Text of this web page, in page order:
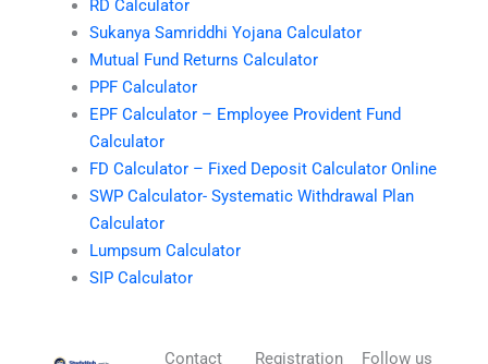
RD Calculator
Sukanya Samriddhi Yojana Calculator
Mutual Fund Returns Calculator
PPF Calculator
EPF Calculator – Employee Provident Fund
Calculator
FD Calculator – Fixed Deposit Calculator Online
SWP Calculator- Systematic Withdrawal Plan
Calculator
Lumpsum Calculator
SIP Calculator
Contact
Registration
Follow us